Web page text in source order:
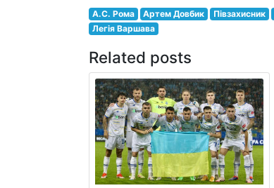
А.С. Рома Артем Довбик Півзахисник
Легія Варшава
Related posts